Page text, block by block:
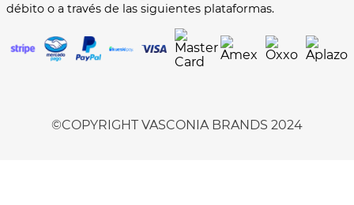
débito o a través de las siguientes plataformas.
©️COPYRIGHT VASCONIA BRANDS 2024